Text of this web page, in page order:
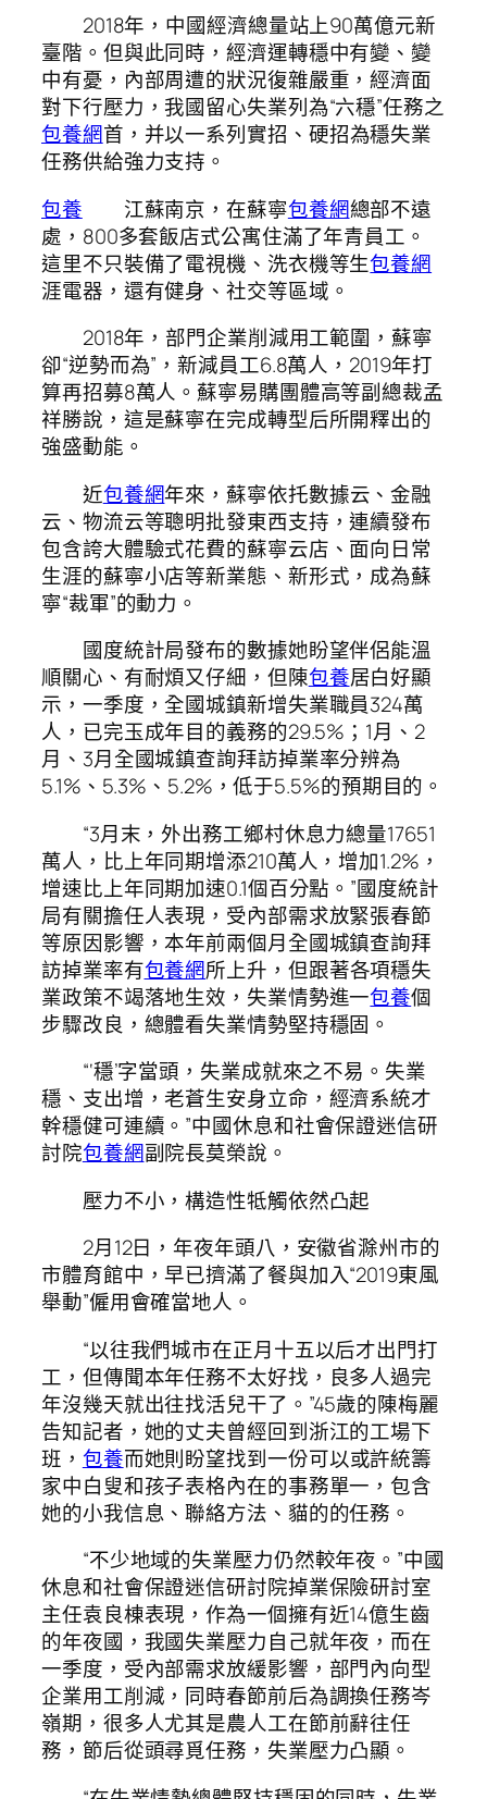
2018年，中國經濟總量站上90萬億元新
臺階。但與此同時，經濟運轉穩中有變、變
中有憂，內部周遭的狀況復雜嚴重，經濟面
對下行壓力，我國留心失業列為“六穩”任務之
包養網首，并以一系列實招、硬招為穩失業
任務供給強力支持。
包養 江蘇南京，在蘇寧包養網總部不遠
處，800多套飯店式公寓住滿了年青員工。
這里不只裝備了電視機、洗衣機等生包養網
涯電器，還有健身、社交等區域。
2018年，部門企業削減用工範圍，蘇寧
卻“逆勢而為”，新減員工6.8萬人，2019年打
算再招募8萬人。蘇寧易購團體高等副總裁孟
祥勝說，這是蘇寧在完成轉型后所開釋出的
強盛動能。
近包養網年來，蘇寧依托數據云、金融
云、物流云等聰明批發東西支持，連續發布
包含誇大體驗式花費的蘇寧云店、面向日常
生涯的蘇寧小店等新業態、新形式，成為蘇
寧“裁軍”的動力。
國度統計局發布的數據她盼望伴侶能溫
順關心、有耐煩又仔細，但陳包養居白好顯
示，一季度，全國城鎮新增失業職員324萬
人，已完玉成年目的義務的29.5%；1月、2
月、3月全國城鎮查詢拜訪掉業率分辨為
5.1%、5.3%、5.2%，低于5.5%的預期目的。
“3月末，外出務工鄉村休息力總量17651
萬人，比上年同期增添210萬人，增加1.2%，
增速比上年同期加速0.1個百分點。”國度統計
局有關擔任人表現，受內部需求放緊張春節
等原因影響，本年前兩個月全國城鎮查詢拜
訪掉業率有包養網所上升，但跟著各項穩失
業政策不竭落地生效，失業情勢進一包養個
步驟改良，總體看失業情勢堅持穩固。
“‘穩’字當頭，失業成就來之不易。失業
穩、支出增，老蒼生安身立命，經濟系統才
幹穩健可連續。”中國休息和社會保證迷信研
討院包養網副院長莫榮說。
壓力不小，構造性牴觸依然凸起
2月12日，年夜年頭八，安徽省滁州市的
市體育館中，早已擠滿了餐與加入“2019東風
舉動”僱用會確當地人。
“以往我們城市在正月十五以后才出門打
工，但傳聞本年任務不太好找，良多人過完
年沒幾天就出往找活兒干了。”45歲的陳梅麗
告知記者，她的丈夫曾經回到浙江的工場下
班， 包養而她則盼望找到一份可以或許統籌
家中白叟和孩子表格內在的事務單一，包含
她的小我信息、聯絡方法、貓的的任務。
“不少地域的失業壓力仍然較年夜。”中國
休息和社會保證迷信研討院掉業保險研討室
主任袁良棟表現，作為一個擁有近14億生齒
的年夜國，我國失業壓力自己就年夜，而在
一季度，受內部需求放緩影響，部門內向型
企業用工削減，同時春節前后為調換任務岑
嶺期，很多人尤其是農人工在節前辭往任
務，節后從頭尋覓任務，失業壓力凸顯。